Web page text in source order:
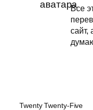
Все
сайт,
Twenty Twenty-Five